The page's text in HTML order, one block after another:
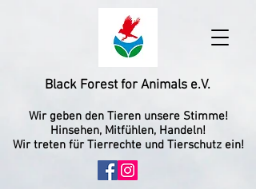
Black Forest for Animals e.V.
Wir geben den Tieren unsere Stimme!
Hinsehen, Mitfühlen, Handeln!
Wir treten für Tierrechte und Tierschutz ein!